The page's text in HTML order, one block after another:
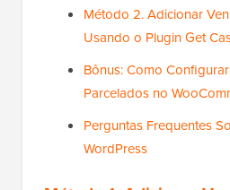
Método 2. Adicionar
Usando o Plugin Get
Bônus: Como
Parcelados no
Perguntas Frequentes
WordPress